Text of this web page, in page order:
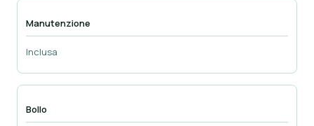
Manutenzione
Inclusa
Bollo